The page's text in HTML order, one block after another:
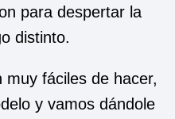
para despertar la
distinto.
muy fáciles de hacer,
y vamos dándole